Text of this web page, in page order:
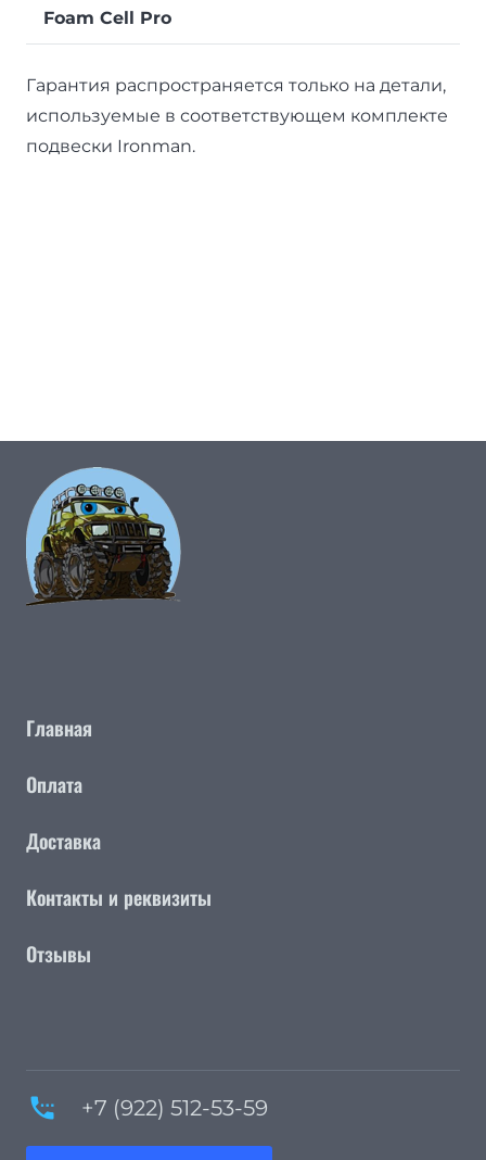
Foam Cell Pro
Гарантия распространяется только на детали,
используемые в соответствующем комплекте
подвески Ironman.
Главная
Оплата
Доставка
Контакты и реквизиты
Отзывы
settings_phone +7 (922) 512-53-59